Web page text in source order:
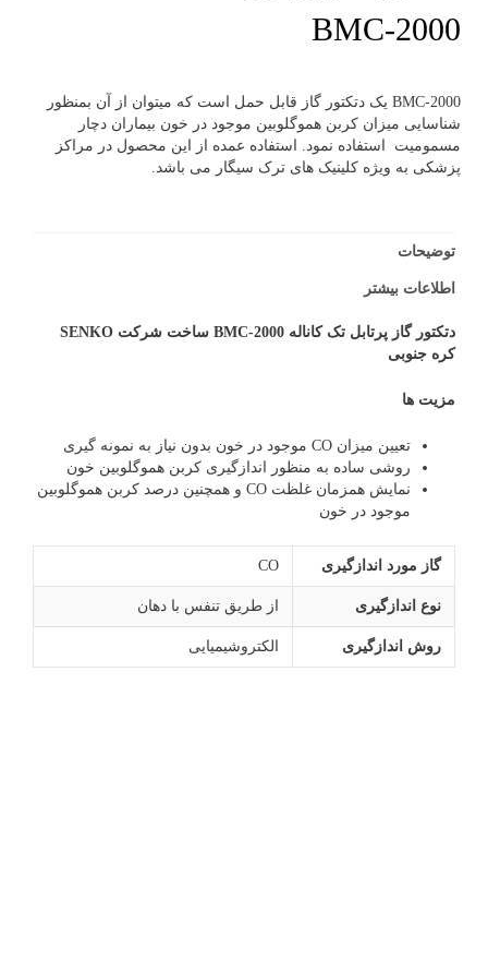
BMC-2000
BMC-2000 یک دتکتور گاز قابل حمل است که میتوان از آن بمنظور
شناسایی میزان کربن هموگلوبین موجود در خون بیماران دچار
مسمومیت استفاده نمود. استفاده عمده از این محصول در مراکز
پزشکی به ویژه کلینیک های ترک سیگار می باشد.
توضیحات
اطلاعات بیشتر
دتکتور گاز پرتابل تک کاناله BMC-2000 ساخت شرکت SENKO
کره جنوبی
مزیت ها
تعیین میزان CO موجود در خون بدون نیاز به نمونه گیری
روشی ساده به منظور اندازگیری کربن هموگلوبین خون
نمایش همزمان غلظت CO و همچنین درصد کربن هموگلوبین
موجود در خون
گاز مورد اندازگیری CO
نوع اندازگیری از طریق تنفس با دهان
روش اندازگیری الکتروشیمیایی